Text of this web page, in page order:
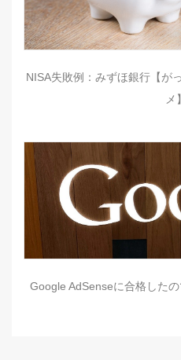
NISA失敗例：みずほ銀行【が
メ】
Google AdSenseに合格した